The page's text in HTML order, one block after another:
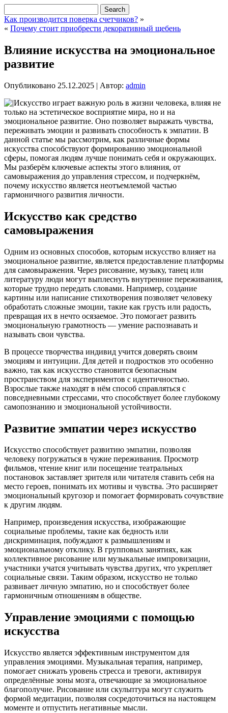
Как производится поверка счетчиков? »
« Почему стоит приобрести декоративный щебень
Влияние искусства на эмоциональное
развитие
Опубликовано 25.12.2025 | Автор: admin
Искусство играет важную роль в жизни человека, влияя не
только на эстетическое восприятие мира, но и на
эмоциональное развитие. Оно позволяет выражать чувства,
переживать эмоции и развивать способность к эмпатии. В
данной статье мы рассмотрим, как различные формы
искусства способствуют формированию эмоциональной
сферы, помогая людям лучше понимать себя и окружающих.
Мы разберём ключевые аспекты этого влияния, от
самовыражения до управления стрессом, и подчеркнём,
почему искусство является неотъемлемой частью
гармоничного развития личности.
Искусство как средство
самовыражения
Одним из основных способов, которым искусство влияет на
эмоциональное развитие, является предоставление платформы
для самовыражения. Через рисование, музыку, танец или
литературу люди могут выплеснуть внутренние переживания,
которые трудно передать словами. Например, создание
картины или написание стихотворения позволяет человеку
обработать сложные эмоции, такие как грусть или радость,
превращая их в нечто осязаемое. Это помогает развить
эмоциональную грамотность — умение распознавать и
называть свои чувства.
В процессе творчества индивид учится доверять своим
эмоциям и интуиции. Для детей и подростков это особенно
важно, так как искусство становится безопасным
пространством для экспериментов с идентичностью.
Взрослые также находят в нём способ справляться с
повседневными стрессами, что способствует более глубокому
самопознанию и эмоциональной устойчивости.
Развитие эмпатии через искусство
Искусство способствует развитию эмпатии, позволяя
человеку погружаться в чужие переживания. Просмотр
фильмов, чтение книг или посещение театральных
постановок заставляет зрителя или читателя ставить себя на
место героев, понимать их мотивы и чувства. Это расширяет
эмоциональный кругозор и помогает формировать сочувствие
к другим людям.
Например, произведения искусства, изображающие
социальные проблемы, такие как бедность или
дискриминация, побуждают к размышлениям и
эмоциональному отклику. В групповых занятиях, как
коллективное рисование или музыкальные импровизации,
участники учатся учитывать чувства других, что укрепляет
социальные связи. Таким образом, искусство не только
развивает личную эмпатию, но и способствует более
гармоничным отношениям в обществе.
Управление эмоциями с помощью
искусства
Искусство является эффективным инструментом для
управления эмоциями. Музыкальная терапия, например,
помогает снижать уровень стресса и тревоги, активируя
определённые зоны мозга, отвечающие за эмоциональное
благополучие. Рисование или скульптура могут служить
формой медитации, позволяя сосредоточиться на настоящем
моменте и отпустить негативные мысли.